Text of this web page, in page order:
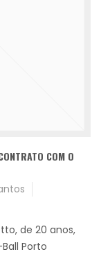
COM O
de 20 anos,
Porto